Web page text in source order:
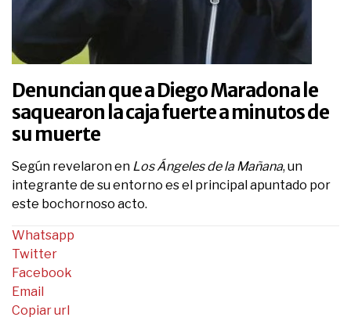
Denuncian que a Diego Maradona le
saquearon la caja fuerte a minutos de
su muerte
Según revelaron en Los Ángeles de la Mañana, un
integrante de su entorno es el principal apuntado por
este bochornoso acto.
Whatsapp
Twitter
Facebook
Email
Copiar url